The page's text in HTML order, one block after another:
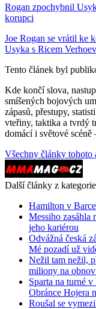
Rogan zpochybnil
korupci
Joe Rogan se vrátil ke
Usyka s Ricem
Tento článek byl
Kde končí slova,
smíšených bojových
zápasů, přestupy,
vteřiny, taktika a tvrdý
domácí i světové scéně
Všechny články tohoto
Další články z kategorie
Hamilton v
Messiho zasáhla
jeho kariérou
Odvážná česká
Mé pozadí už
Nežil tam nežil,
miliony na
Sparta na turné
Obránce Hojera
Roušal se